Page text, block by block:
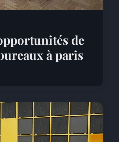
de
à paris